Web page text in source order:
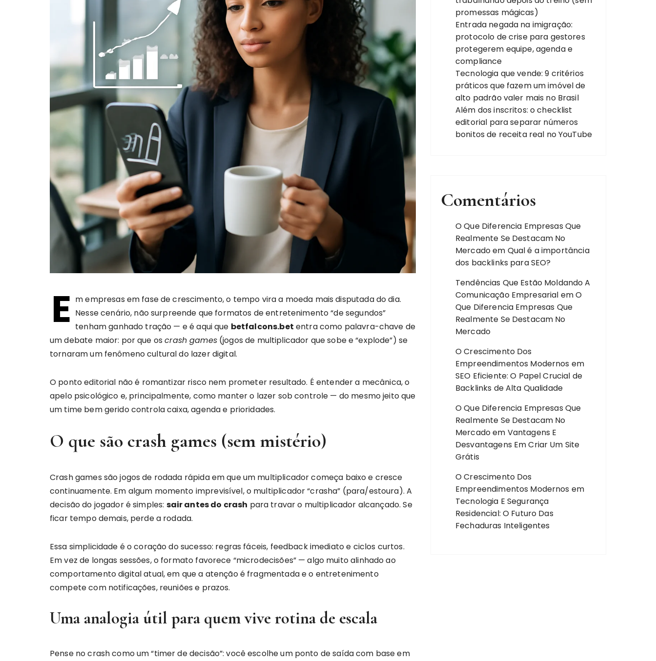
E m empresas em fase de crescimento, o tempo vira a moeda mais disputada do dia.
Nesse cenário, não surpreende que formatos de entretenimento “de segundos”
tenham ganhado tração — e é aqui que betfalcons.bet entra como palavra-chave de
um debate maior: por que oscrash games(jogos de multiplicador que sobe e “explode”) se
tornaram um fenômeno cultural do lazer digital.
O ponto editorial não é romantizar risco nem prometer resultado. É entender a mecânica, o
apelo psicológico e, principalmente, como manter o lazer sob controle — do mesmo jeito que
um time bem gerido controla caixa, agenda e prioridades.
O que são crash games (sem mistério)
Crash games são jogos de rodada rápida em que um multiplicador começa baixo e cresce
continuamente. Em algum momento imprevisível, o multiplicador “crasha” (para/estoura). A
decisão do jogador é simples: sair antes do crash para travar o multiplicador alcançado. Se
ficar tempo demais, perde a rodada.
Essa simplicidade é o coração do sucesso: regras fáceis, feedback imediato e ciclos curtos.
Em vez de longas sessões, o formato favorece “microdecisões” — algo muito alinhado ao
comportamento digital atual, em que a atenção é fragmentada e o entretenimento
compete com notificações, reuniões e prazos.
Uma analogia útil para quem vive rotina de escala
Pense no crash como um “timer de decisão”: você escolhe um ponto de saída com base em
promessas mágicas)
Entrada negada na imigração:
protocolo de crise para gestores
protegerem equipe, agenda e
compliance
Tecnologia que vende: 9 critérios
práticos que fazem um imóvel de
alto padrão valer mais no Brasil
Além dos inscritos: o checklist
editorial para separar números
bonitos de receita real no YouTube
Comentários
O Que Diferencia Empresas Que
Realmente Se Destacam No
Mercadoem Qual é a importância
dos backlinks para SEO?
Tendências Que Estão Moldando A
Comunicação Empresarial emO
Que Diferencia Empresas Que
Realmente Se Destacam No
Mercado
O Crescimento Dos
Empreendimentos Modernos em
SEO Eficiente: O Papel Crucial de
Backlinks de Alta Qualidade
O Que Diferencia Empresas Que
Realmente Se Destacam No
Mercadoem Vantagens E
Desvantagens Em Criar Um Site
Grátis
O Crescimento Dos
Empreendimentos Modernos em
Tecnologia E Segurança
Residencial: O Futuro Das
Fechaduras Inteligentes